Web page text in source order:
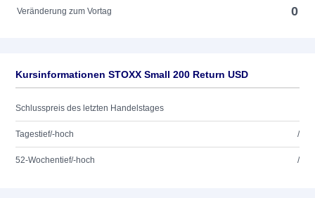
Veränderung zum Vortag 0
Kursinformationen STOXX Small 200 Return USD
Schlusspreis des letzten Handelstages
Tagestief/-hoch /
52-Wochentief/-hoch /